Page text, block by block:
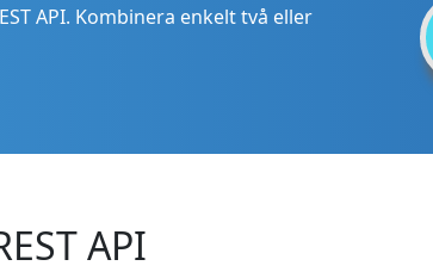
API. Kombinera enkelt två eller
API